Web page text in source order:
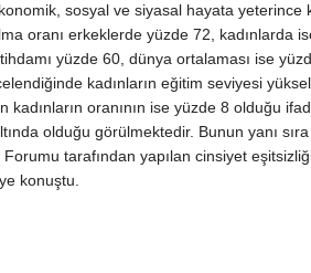
sosyal ve siyasal hayata yeterince
oranı erkeklerde yüzde 72, kadınlarda
yüzde 60, dünya ortalaması ise
kadınların eğitim seviyesi
kadınların oranının ise yüzde 8 olduğu
olduğu görülmektedir. Bunun yanı
tarafından yapılan cinsiyet
konuştu.